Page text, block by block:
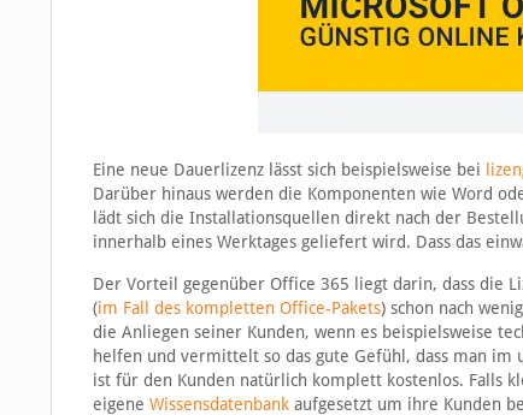
Eine neue Dauerlizenz lässt sich beispielsweise bei
Darüber hinaus werden die Komponenten wie Word
lädt sich die Installationsquellen direkt nach der
innerhalb eines Werktages geliefert wird. Dass das
Der Vorteil gegenüber Office 365 liegt darin, dass die
(im Fall des kompletten Office-Pakets) schon nach
die Anliegen seiner Kunden, wenn es beispielsweise
helfen und vermittelt so das gute Gefühl, dass man im
ist für den Kunden natürlich komplett kostenlos. Falls
eigene Wissensdatenbankaufgesetzt um ihre Kunden